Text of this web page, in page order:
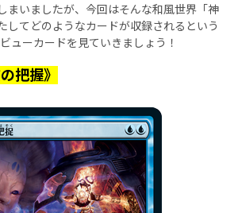
まいましたが、今回はそんな和風世界「神
してどのようなカードが収録されるという
ューカードを見ていきましょう！
把握》